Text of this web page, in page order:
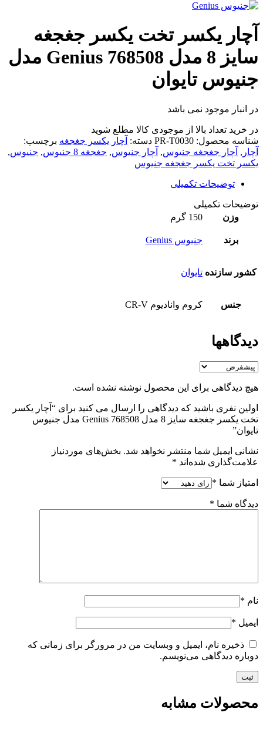
آچار یکسر تخت یکسر جغجغه
سایز 8 مدل Genius 768508 مدل
جنیوس تایوان
در انبار موجود نمی باشد
در خرید تعداد بالا از موجودی کالا مطلع شوید
شناسه محصول: PR-T0030 دسته: آچار یکسر جغجغه برچسب:
آچار , آچار جغجغه جنیوس, آچار جنیوس, جغجغه 8 جنیوس , جنیوس,
یکسر تخت یکسر جغجغه جنیوس
توضیحات تکمیلی
توضیحات تکمیلی
وزن
150 گرم
برند جنیوس Genius
کشور سازنده تایوان
جنس کروم وانادیوم CR-V
دیدگاهها
هیچ دیدگاهی برای این محصول نوشته نشده است.
اولین نفری باشید که دیدگاهی را ارسال می کنید برای “آچار یکسر
تخت یکسر جغجغه سایز 8 مدل Genius 768508 مدل جنیوس
تایوان”
نشانی ایمیل شما منتشر نخواهد شد. بخش‌های موردنیاز
علامت‌گذاری شده‌اند *
امتیاز شما *
دیدگاه شما *
نام *
ایمیل *
ذخیره نام، ایمیل و وبسایت من در مرورگر برای زمانی که
دوباره دیدگاهی می‌نویسم.
محصولات مشابه